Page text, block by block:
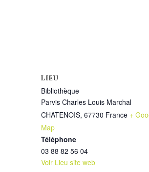
LIEU
Bibliothèque
Parvis Charles Louis Marchal
CHATENOIS, 67730 France +
Map
Téléphone
03 88 82 56 04
Voir Lieu site web